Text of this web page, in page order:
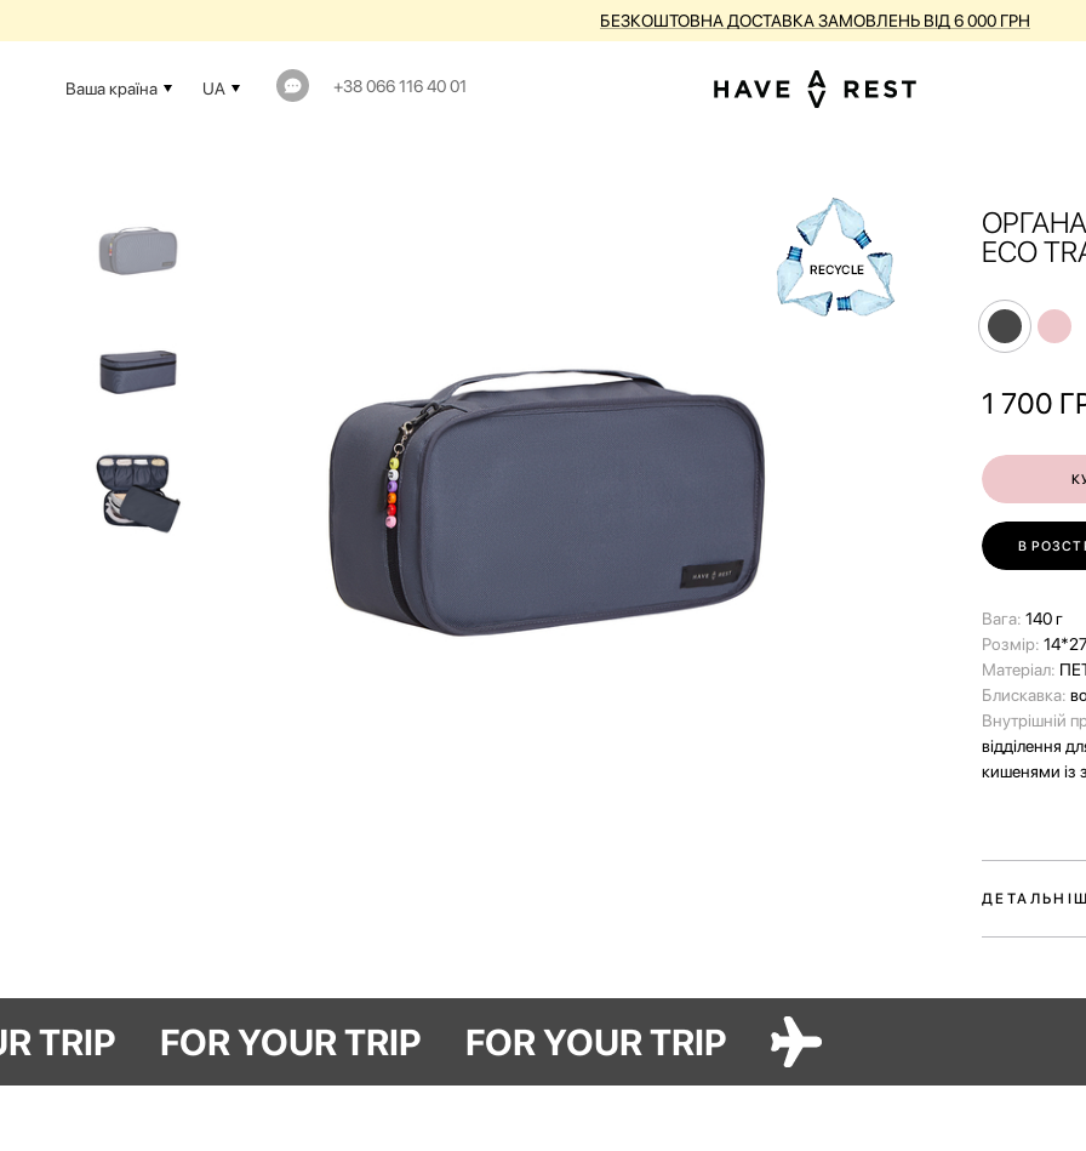
БЕЗКОШТОВНА ДОСТАВКА ЗАМОВЛЕНЬ ВІД 6 000 ГРН
Ваша країна UA +38 066 116 40 01
ECO
1 700
В
Вага: 140 г
Розмір:
Матеріал:
Блискавка:
Внутрішній
відділення
кишенями із
пластику,
YOUR TRIP FOR YOUR TRIP FOR YOUR TRIP